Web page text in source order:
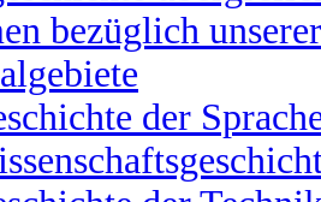
bezüglich
der